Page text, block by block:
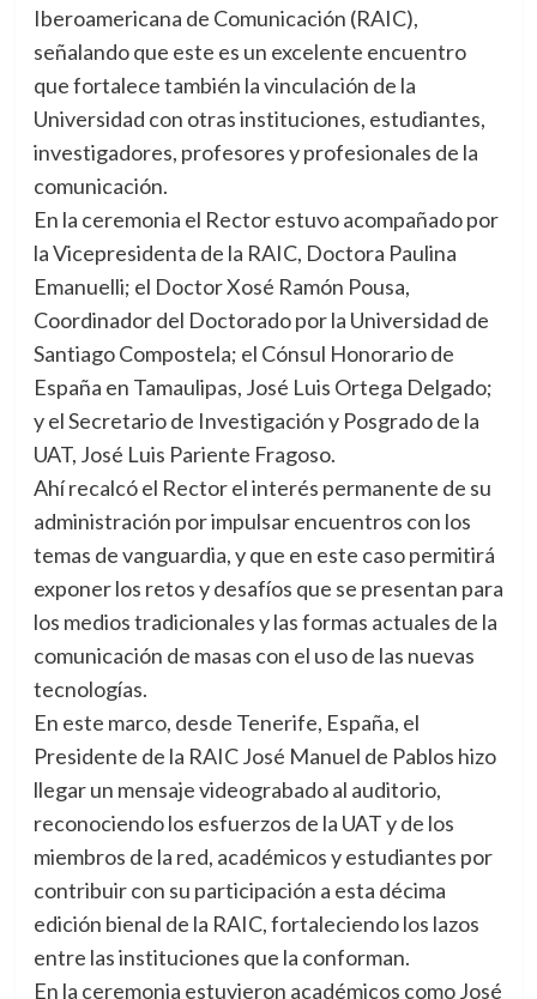
Iberoamericana de Comunicación (RAIC),
señalando que este es un excelente encuentro
que fortalece también la vinculación de la
Universidad con otras instituciones, estudiantes,
investigadores, profesores y profesionales de la
comunicación.
En la ceremonia el Rector estuvo acompañado por
la Vicepresidenta de la RAIC, Doctora Paulina
Emanuelli; el Doctor Xosé Ramón Pousa,
Coordinador del Doctorado por la Universidad de
Santiago Compostela; el Cónsul Honorario de
España en Tamaulipas, José Luis Ortega Delgado;
y el Secretario de Investigación y Posgrado de la
UAT, José Luis Pariente Fragoso.
Ahí recalcó el Rector el interés permanente de su
administración por impulsar encuentros con los
temas de vanguardia, y que en este caso permitirá
exponer los retos y desafíos que se presentan para
los medios tradicionales y las formas actuales de la
comunicación de masas con el uso de las nuevas
tecnologías.
En este marco, desde Tenerife, España, el
Presidente de la RAIC José Manuel de Pablos hizo
llegar un mensaje videograbado al auditorio,
reconociendo los esfuerzos de la UAT y de los
miembros de la red, académicos y estudiantes por
contribuir con su participación a esta décima
edición bienal de la RAIC, fortaleciendo los lazos
entre las instituciones que la conforman.
En la ceremonia estuvieron académicos como José